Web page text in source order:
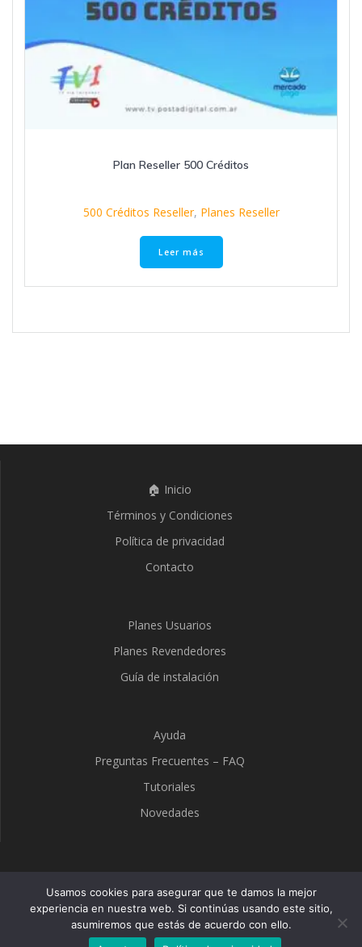
Plan Reseller 500 Créditos
500 Créditos Reseller, Planes Reseller
Leer más
🏠 Inicio
Términos y Condiciones
Política de privacidad
Contacto
Planes Usuarios
Planes Revendedores
Guía de instalación
Ayuda
Preguntas Frecuentes – FAQ
Tutoriales
Novedades
TuPlay
© 2026 TuPlay. Built using WordPress and theMesmerize
Usamos cookies para asegurar que te damos la mejor
experiencia en nuestra web. Si continúas usando este sitio,
asumiremos que estás de acuerdo con ello.